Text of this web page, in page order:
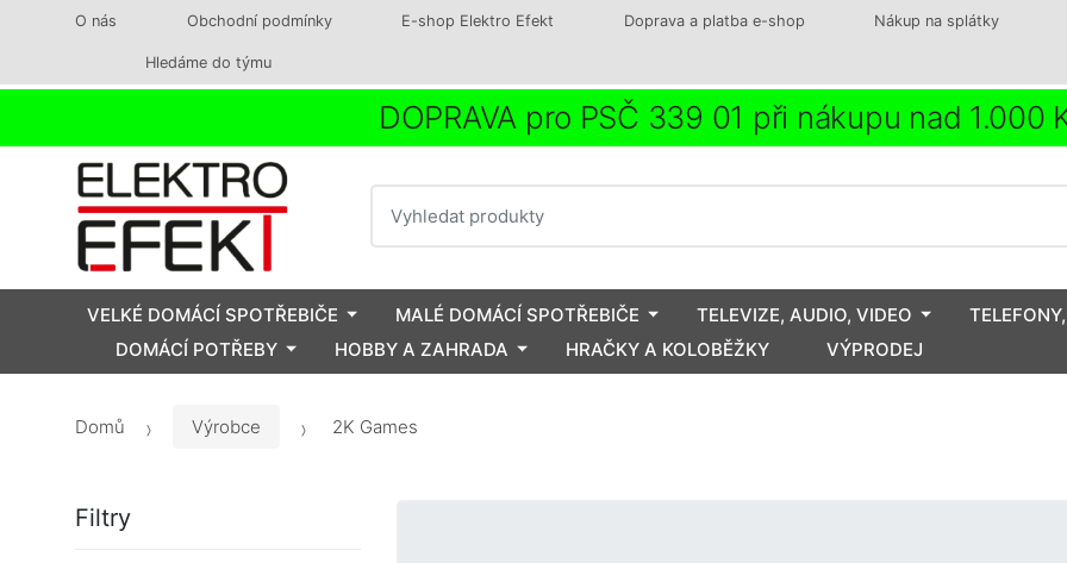
O nás Obchodní podmínky E-shop Elektro Efekt Doprava a platba e-shop Nákup na splátky
Hledáme do týmu
DOPRAVA pro PSČ 339 01 při nákupu nad 1.000
VELKÉ DOMÁCÍ SPOTŘEBIČE MALÉ DOMÁCÍ SPOTŘEBIČE TELEVIZE, AUDIO, VIDEO
DOMÁCÍ POTŘEBY
HOBBY A ZAHRADA HRAČKY A KOLOBĚŽKY VÝPRODEJ
Domů Výrobce 2K Games
Filtry